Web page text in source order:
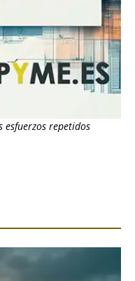
esfuerzos repetidos